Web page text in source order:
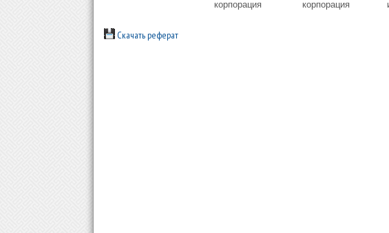
корпорация
корпорация
Скачать реферат